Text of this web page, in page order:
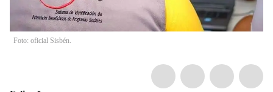
Foto: oficial Sisbén.